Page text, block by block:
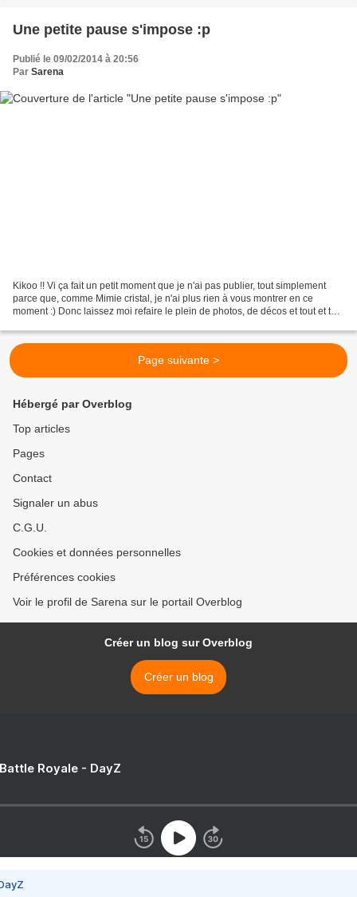
Une petite pause s'impose :p
Publié le 09/02/2014 à 20:56
Par Sarena
Kikoo !! Vi ça fait un petit moment que je n'ai pas publier, tout simplement
parce que, comme Mimie cristal, je n'ai plus rien à vous montrer en ce
moment :) Donc laissez moi refaire le plein de photos, de décos et tout et tout
Page suivante >
Hébergé par Overblog
Top articles
Pages
Contact
Signaler un abus
C.G.U.
Cookies et données personnelles
Préférences cookies
Voir le profil de Sarena sur le portail Overblog
Créer un blog sur Overblog
Créer un blog
Royale - DayZ